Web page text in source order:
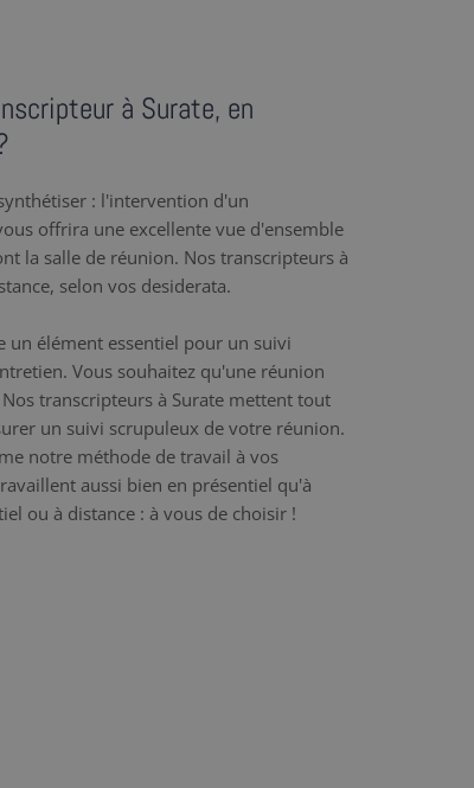
à Surate, en
: l'intervention d'un
offrira une excellente vue d'ensemble
la salle de réunion. Nos transcripteurs à
selon vos desiderata.
élément essentiel pour un suivi
Vous souhaitez qu'une réunion
transcripteurs à Surate mettent tout
un suivi scrupuleux de votre réunion.
notre méthode de travail à vos
aussi bien en présentiel qu'à
ou à distance : à vous de choisir !